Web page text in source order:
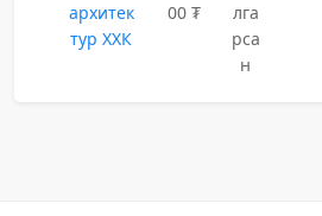
архитек
тур ХХК
00 ₮
лга
рса
н